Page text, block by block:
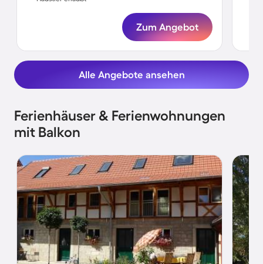
Zum Angebot
Alle Angebote ansehen
Ferienhäuser & Ferienwohnungen
mit Balkon